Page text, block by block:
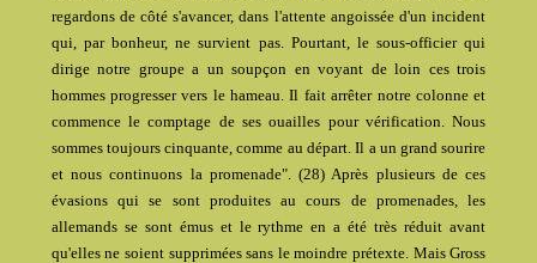
regardons de côté s'avancer, dans l'attente angoissée d'un incident
qui, par bonheur, ne survient pas. Pourtant, le sous-officier qui
dirige notre groupe a un soupçon en voyant de loin ces trois
hommes progresser vers le hameau. Il fait arrêter notre colonne et
commence le comptage de ses ouailles pour vérification. Nous
sommes toujours cinquante, comme au départ. Il a un grand sourire
et nous continuons la promenade". (28) Après plusieurs de ces
évasions qui se sont produites au cours de promenades, les
allemands se sont émus et le rythme en a été très réduit avant
qu'elles ne soient supprimées sans le moindre prétexte. Mais Gross